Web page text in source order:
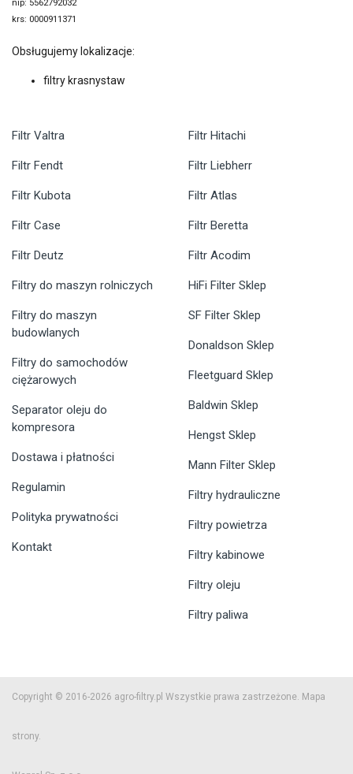
nip: 5562792032
krs: 0000911371
Obsługujemy lokalizacje:
filtry krasnystaw
Filtr Valtra
Filtr Fendt
Filtr Kubota
Filtr Case
Filtr Deutz
Filtr Hitachi
Filtr Liebherr
Filtr Atlas
Filtr Beretta
Filtr Acodim
Filtry do maszyn rolniczych
Filtry do maszyn
budowlanych
Filtry do samochodów
ciężarowych
Separator oleju do
kompresora
Dostawa i płatności
Regulamin
Polityka prywatności
Kontakt
HiFi Filter Sklep
SF Filter Sklep
Donaldson Sklep
Fleetguard Sklep
Baldwin Sklep
Hengst Sklep
Mann Filter Sklep
Filtry hydrauliczne
Filtry powietrza
Filtry kabinowe
Filtry oleju
Filtry paliwa
Copyright © 2016-2026 agro-filtry.pl Wszystkie prawa zastrzeżone. Mapa
strony.